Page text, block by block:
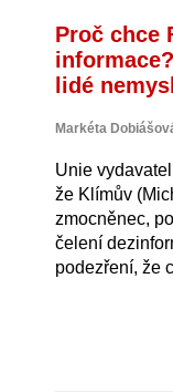
Proč chce
lidé
Markéta
Unie
že Klímův
zmocněnec,
čelení
podezření, že